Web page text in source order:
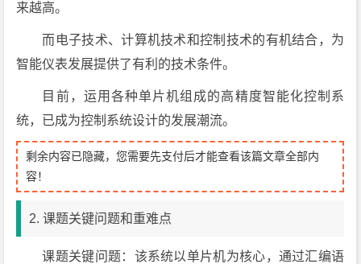
来越高。
而电子技术、计算机技术和控制技术的有机结合，为
智能仪表发展提供了有利的技术条件。
目前，运用各种单片机组成的高精度智能化控制系
统，已成为控制系统设计的发展潮流。
剩余内容已隐藏，您需要先支付后才能查看该篇文章全部内
容！
2. 课题关键问题和重难点
课题关键问题：该系统以单片机为核心，通过汇编语